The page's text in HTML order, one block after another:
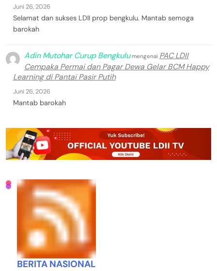
Juni 26, 2026
Selamat dan sukses LDII prop bengkulu. Mantab semoga
barokah
Adin Mutohar Curup Bengkulumengenai PAC LDII
Cempaka Permai dan Pagar Dewa Gelar BCM Happy
Learning di Pantai Pasir Putih
Juni 26, 2026
Mantab barokah
BERITA NASIONAL